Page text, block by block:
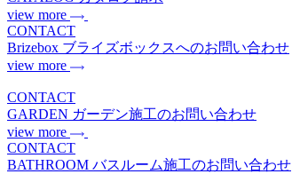
view more
CONTACT
Brizebox ブライズボックスへのお問い合わせ
view more
CONTACT
GARDEN ガーデン施工のお問い合わせ
view more
CONTACT
BATHROOM バスルーム施工のお問い合わせ